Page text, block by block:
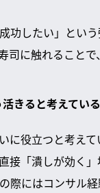
功したい」とい
司に触れること
きると考えてい
に役立つと考え
接「潰しが効く
際にはコンサル